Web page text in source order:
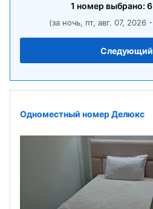
1 номер выбрано:
(за ночь, пт, авг. 07, 2026
Следующий
Одноместный номер Делюкс